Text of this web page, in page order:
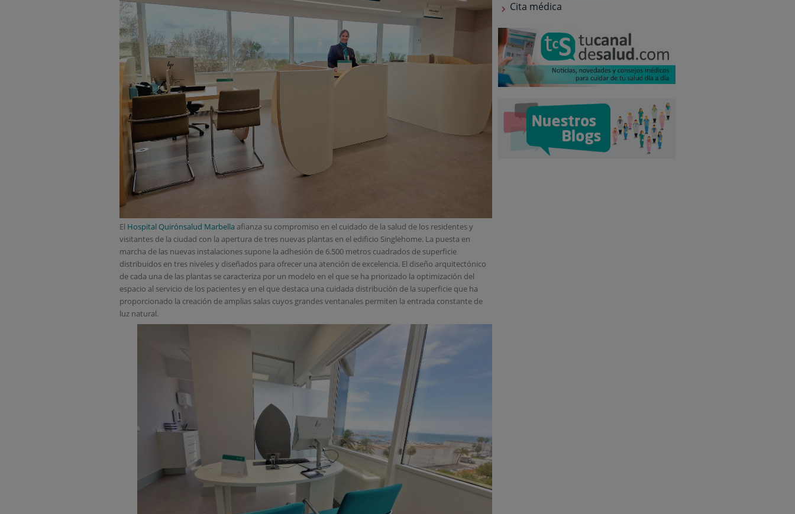
El Hospital Quirónsalud Marbella afianza su compromiso en el cuidado de la salud de los residentes y
visitantes de la ciudad con la apertura de tres nuevas plantas en el edificio Singlehome. La puesta en
marcha de las nuevas instalaciones supone la adhesión de 6.500 metros cuadrados de superficie
distribuidos en tres niveles y diseñados para ofrecer una atención de excelencia. El diseño arquitectónico
de cada una de las plantas se caracteriza por un modelo en el que se ha priorizado la optimización del
espacio al servicio de los pacientes y en el que destaca una cuidada distribución de la superficie que ha
proporcionado la creación de amplias salas cuyos grandes ventanales permiten la entrada constante de
luz natural.
Cita médica